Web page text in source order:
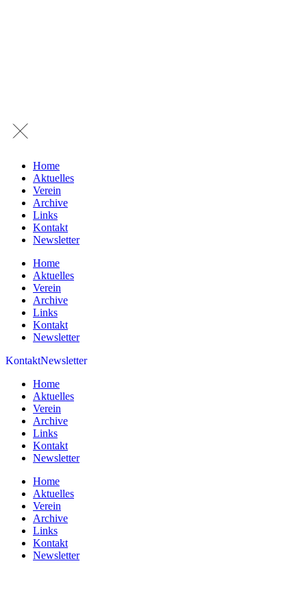
Home
Aktuelles
Verein
Archive
Links
Kontakt
Newsletter
Home
Aktuelles
Verein
Archive
Links
Kontakt
Newsletter
KontaktNewsletter
Home
Aktuelles
Verein
Archive
Links
Kontakt
Newsletter
Home
Aktuelles
Verein
Archive
Links
Kontakt
Newsletter